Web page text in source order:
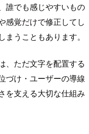
誰でも感じやすいもの
感覚だけで修正してし
うこともあります。
、ただ文字を配置する
づけ・ユーザーの導線
を支える大切な仕組み